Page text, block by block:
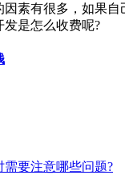
素有很多，如果
是怎么收费呢?
要注意哪些问题?